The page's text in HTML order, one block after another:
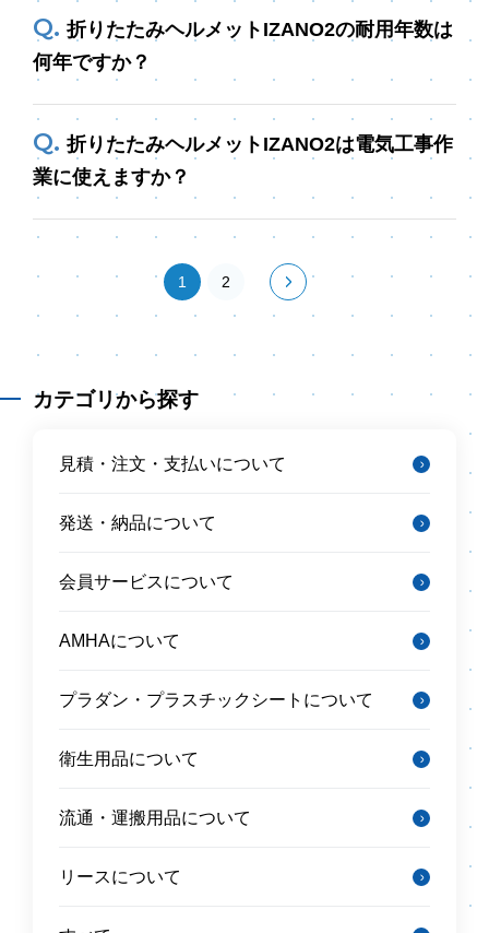
折りたたみヘルメットIZANO2の耐用年数は
何年ですか？
折りたたみヘルメットIZANO2は電気工事作
業に使えますか？
1 2
カテゴリから探す
見積・注文・支払いについて
発送・納品について
会員サービスについて
AMHAについて
プラダン・プラスチックシートについて
衛生用品について
流通・運搬用品について
リースについて